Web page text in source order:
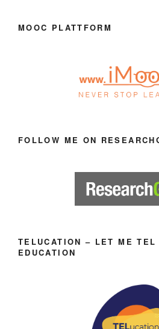
MOOC PLATTFORM
FOLLOW ME ON
TELUCATION – LET ME TEL
EDUCATION